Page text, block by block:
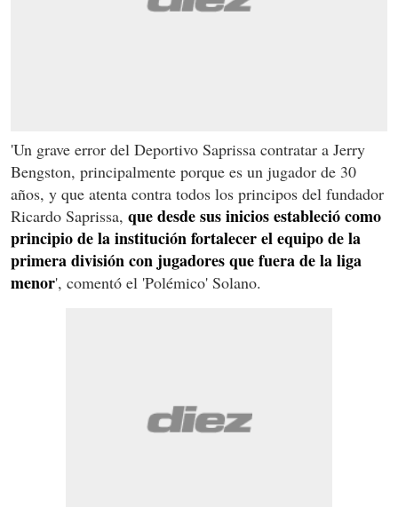
'Un grave error del Deportivo Saprissa contratar a Jerry
Bengston, principalmente porque es un jugador de 30
años, y que atenta contra todos los principos del fundador
Ricardo Saprissa, que desde sus inicios estableció como
principio de la institución fortalecer el equipo de la
primera división con jugadores que fuera de la liga
menor', comentó el 'Polémico' Solano.